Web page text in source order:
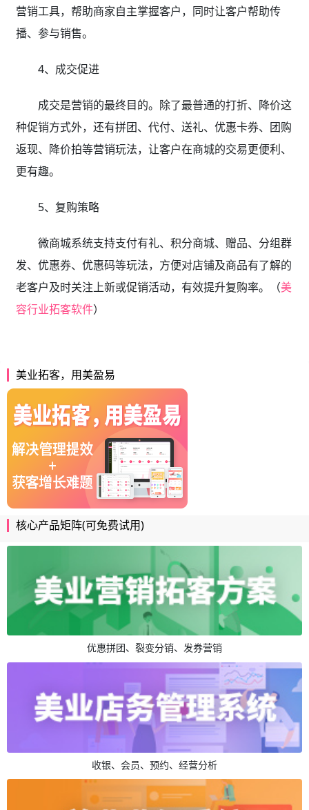
营销工具，帮助商家自主掌握客户，同时让客户帮助传
播、参与销售。
4、成交促进
成交是营销的最终目的。除了最普通的打折、降价这
种促销方式外，还有拼团、代付、送礼、优惠卡券、团购
返现、降价拍等营销玩法，让客户在商城的交易更便利、
更有趣。
5、复购策略
微商城系统支持支付有礼、积分商城、赠品、分组群
发、优惠券、优惠码等玩法，方便对店铺及商品有了解的
老客户及时关注上新或促销活动，有效提升复购率。（美
容行业拓客软件）
美业拓客，用美盈易
核心产品矩阵(可免费试用)
优惠拼团、裂变分销、发券营销
收银、会员、预约、经营分析